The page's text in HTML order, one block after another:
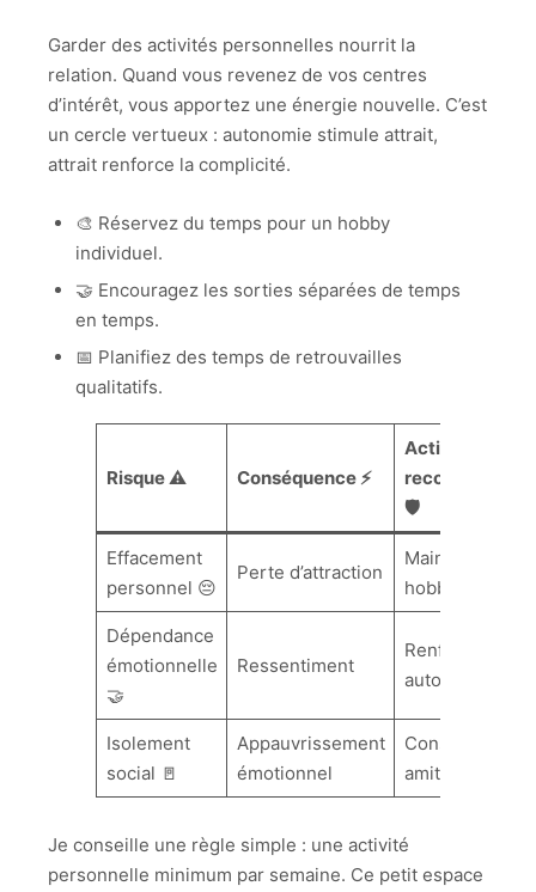
Garder des activités personnelles nourrit la
relation. Quand vous revenez de vos centres
d’intérêt, vous apportez une énergie nouvelle. C’est
un cercle vertueux : autonomie stimule attrait,
attrait renforce la complicité.
🎨 Réservez du temps pour un hobby
individuel.
🤝 Encouragez les sorties séparées de temps
en temps.
📅 Planifiez des temps de retrouvailles
qualitatifs.
Risque ⚠️ Conséquence ⚡
Action
recommandée
🛡️
Effacement
personnel 😔
Perte d’attraction
Maintenir
hobbies 🎸
Dépendance
émotionnelle
🤝
Ressentiment
Renforcer
autonomie 🧭
Isolement
social 🚪
Appauvrissement
émotionnel
Conserver
amitiés 🌿
Je conseille une règle simple : une activité
personnelle minimum par semaine. Ce petit espace